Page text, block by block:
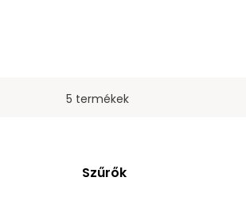
5 termékek
OSzűrők